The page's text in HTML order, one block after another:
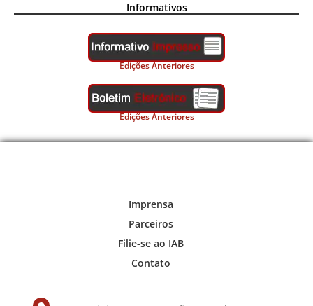
Informativos
Edições Anteriores
Edições Anteriores
Imprensa
Parceiros
Filie-se ao IAB
Contato